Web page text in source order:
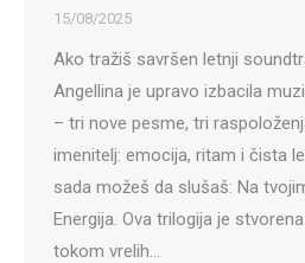
15/08/2025
Ako tražiš savršen letnji
Angellina je upravo izbacila
– tri nove pesme, tri
imenitelj: emocija, ritam i čista
sada možeš da slušaš: Na
Energija. Ova trilogija je
tokom vrelih…